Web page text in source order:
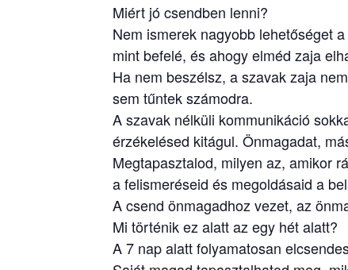
Miért jó csendben lenni?
Nem ismerek nagyobb lehetőséget
mint befelé, és ahogy elméd zaja
Ha nem beszélsz, a szavak zaja
sem tűntek számodra.
A szavak nélküli kommunikáció
érzékelésed kitágul. Önmagadat,
Megtapasztalod, milyen az, amikor
a felismeréseid és megoldásaid a
A csend önmagadhoz vezet, az
Mi történik ez alatt az egy hét alatt?
A 7 nap alatt folyamatosan